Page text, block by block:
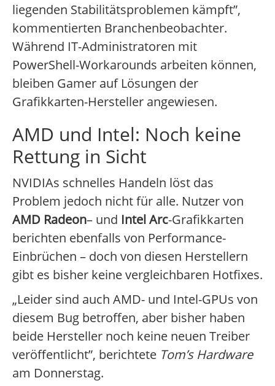
liegenden Stabilitätsproblemen kämpft”,
kommentierten Branchenbeobachter.
Während IT-Administratoren mit
PowerShell-Workarounds arbeiten können,
bleiben Gamer auf Lösungen der
Grafikkarten-Hersteller angewiesen.
AMD und Intel: Noch keine
Rettung in Sicht
NVIDIAs schnelles Handeln löst das
Problem jedoch nicht für alle. Nutzer von
AMD Radeon– und Intel Arc-Grafikkarten
berichten ebenfalls von Performance-
Einbrüchen – doch von diesen Herstellern
gibt es bisher keine vergleichbaren Hotfixes.
„Leider sind auch AMD- und Intel-GPUs von
diesem Bug betroffen, aber bisher haben
beide Hersteller noch keine neuen Treiber
veröffentlicht”, berichtete Tom’s Hardware
am Donnerstag.